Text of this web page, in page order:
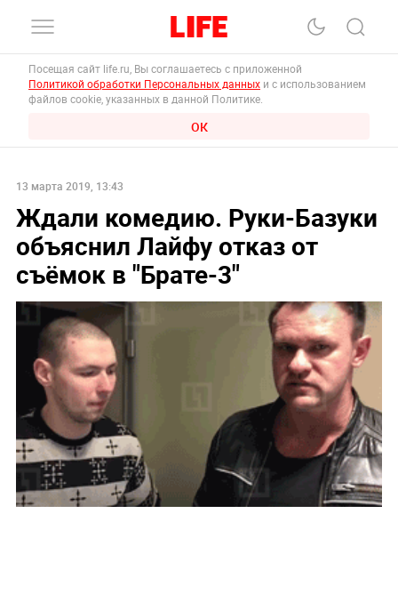
Посещая сайт life.ru, Вы соглашаетесь с приложенной
Политикой обработки Персональных данных и с использованием
файлов cookie, указанных в данной Политике.
ОК
13 марта 2019, 13:43
Ждали комедию. Руки-Базуки
объяснил Лайфу отказ от
съёмок в "Брате-3"